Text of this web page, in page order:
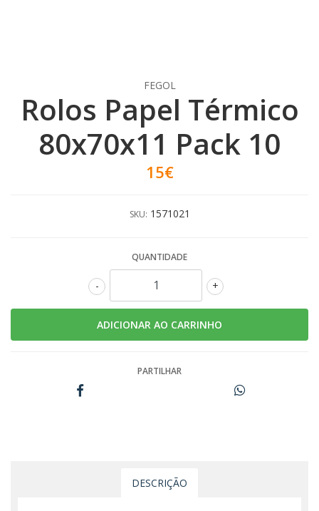
FEGOL
Rolos Papel Térmico
80x70x11 Pack 10
15€
SKU: 1571021
QUANTIDADE
+
-
PARTILHAR
DESCRIÇÃO